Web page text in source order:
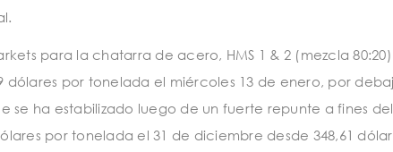
para la chatarra de acero, HMS 1 & 2 (mezcla
dólares por tonelada el miércoles 13 de enero, por
se ha estabilizado luego de un fuerte repunte a fines
por tonelada el 31 de diciembre desde 348,61